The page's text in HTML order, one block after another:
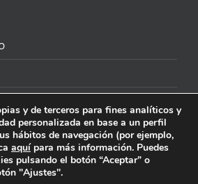
legal y privacidad
| Web mantenida
porStudi7
y de terceros para fines analíticos y
personalizada en base a un perfil
hábitos de navegación (por ejemplo,
aquípara más información. Puedes
pulsando el botón “Aceptar” o
"Ajustes".